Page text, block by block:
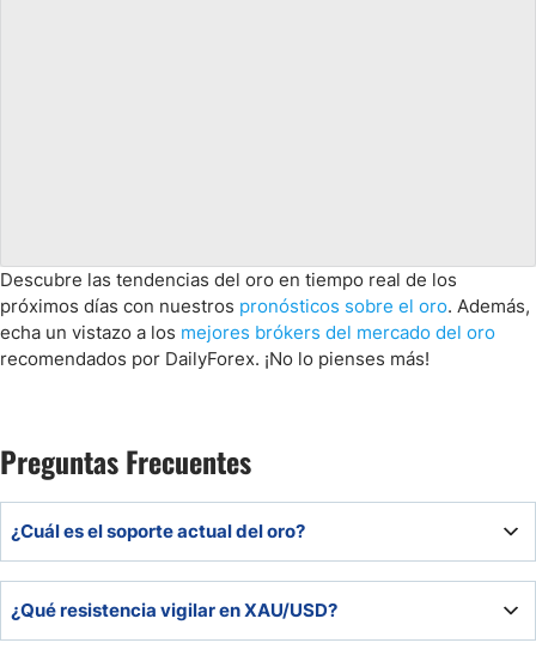
Descubre las tendencias del oro en tiempo real de los
próximos días con nuestros pronósticos sobre el oro. Además,
echa un vistazo a los mejores brókers del mercado del oro
recomendados por DailyForex. ¡No lo pienses más!
Preguntas Frecuentes
¿Cuál es el soporte actual del oro?
para compras estratégicas.
¿Qué resistencia vigilar en XAU/USD?